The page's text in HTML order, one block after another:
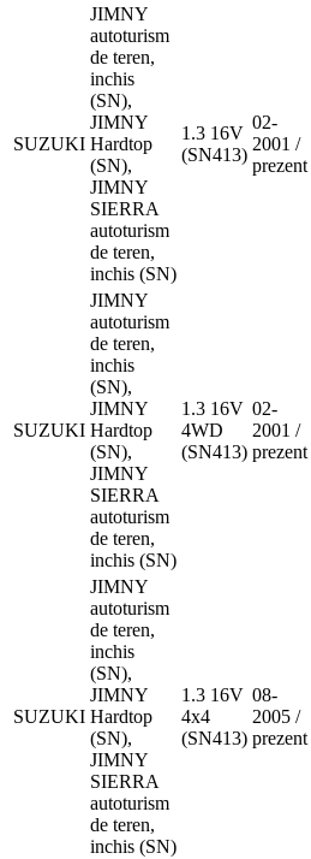
SUZUKI
JIMNY
autoturism
de teren,
inchis
(SN),
JIMNY
Hardtop
(SN),
JIMNY
SIERRA
autoturism
de teren,
inchis (SN)
1.3 16V
(SN413)
02-
2001 /
prezent
SUZUKI
JIMNY
autoturism
de teren,
inchis
(SN),
JIMNY
Hardtop
(SN),
JIMNY
SIERRA
autoturism
de teren,
inchis (SN)
1.3 16V
4WD
(SN413)
02-
2001 /
prezent
SUZUKI
JIMNY
autoturism
de teren,
inchis
(SN),
JIMNY
Hardtop
(SN),
JIMNY
SIERRA
autoturism
de teren,
inchis (SN)
1.3 16V
4x4
(SN413)
08-
2005 /
prezent